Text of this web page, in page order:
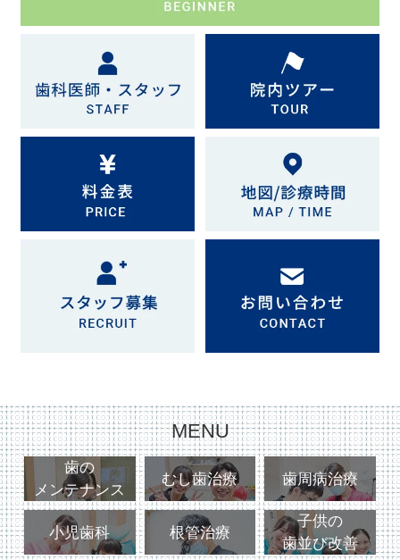
MENU
歯の
メンテナンス
むし歯治療 歯周病治療
小児歯科 根管治療
子供の
歯並び改善